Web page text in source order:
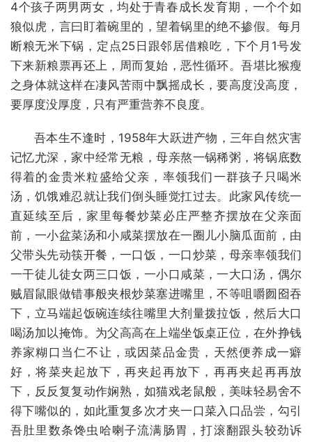
4个孩子两男两女，均处于青春成长发育期，一个个如
狼似虎，言曰盯着碗里的，望着锅里的绝不掺假。每月
断粮无米下锅，定点25日跟邻居借粮吃，下个月1号发
下来新粮票再还上，周而复始，恶性循环。吾堪比猴瘦
之身体就这样在凄风苦雨中飘摇成长，要高度没高度，
要厚度没厚度，只有严重营养不良度。
吾本生不逢时，1958年大跃进产物，三年自然灾害
记忆尤深，家中经常无粮，母亲熬一锅稀粥，将锅底数
得着的金贵米粒盛给父亲，率领我们一群孩子只喝米
汤，饥饿难忍就让我们倒头睡觉扛过去。此家风传统一
直延续至后，家里每餐炒菜必庄严整齐摆放在父亲面
前，一小盆菜汤和小咸菜摆放在一圈儿小脑瓜面前，由
父带头先动筷开餐，一口饭，一口炒菜，母亲率领我们
一干徒儿徒女两三口饭，一小口咸菜，一大口汤，偶尔
贼眉鼠眼做错事般夹根炒菜塞进嘴里，不等咀嚼囫囵吞
下，立马端起饭碗连续往嘴里大剂量拨拉饭，然后大口
喝汤加以掩饰。为父高高在上端坐饭桌正位，在外挣钱
养家糊口当仁不让，或因菜品金贵，天然便养成一癖
好，将菜夹起放下，再夹起再放下，再再夹起再再放
下，反反复复动作娴熟，如猫戏老鼠般，美味轻易舍不
得下嘴似的，如此重复多次才夹一口菜入口品尝，勾引
吾肚里数条馋虫哈喇子流满肠胃，打滚翻跟头较劲诉